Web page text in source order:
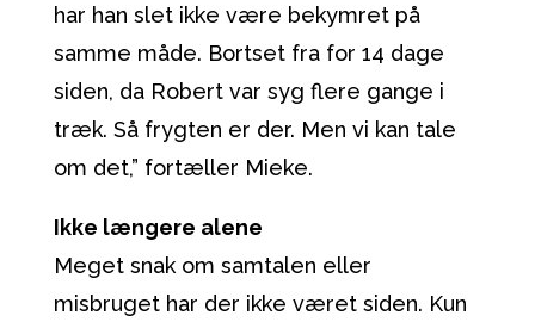
har han slet ikke være bekymret på
samme måde. Bortset fra for 14 dage
siden, da Robert var syg flere gange i
træk. Så frygten er der. Men vi kan tale
om det,” fortæller Mieke.
Ikke længere alene
Meget snak om samtalen eller
misbruget har der ikke været siden. Kun